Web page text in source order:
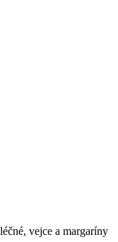
vejce a margaríny